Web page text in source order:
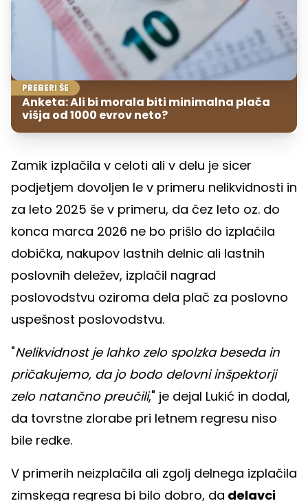
PREBERI ŠE
Anketa: Ali bi morala biti minimalna plača
višja od 1000 evrov neto?
Zamik izplačila v celoti ali v delu je sicer
podjetjem dovoljen le v primeru nelikvidnosti in
za leto 2025 še v primeru, da čez leto oz. do
konca marca 2026 ne bo prišlo do izplačila
dobička, nakupov lastnih delnic ali lastnih
poslovnih deležev, izplačil nagrad
poslovodstvu oziroma dela plač za poslovno
uspešnost poslovodstvu.
"Nelikvidnost je lahko zelo spolzka beseda in
pričakujemo, da jo bodo delovni inšpektorji
zelo natančno preučili," je dejal Lukić in dodal,
da tovrstne zlorabe pri letnem regresu niso
bile redke.
V primerih neizplačila ali zgolj delnega izplačila
zimskega regresa bi bilo dobro, da delavci